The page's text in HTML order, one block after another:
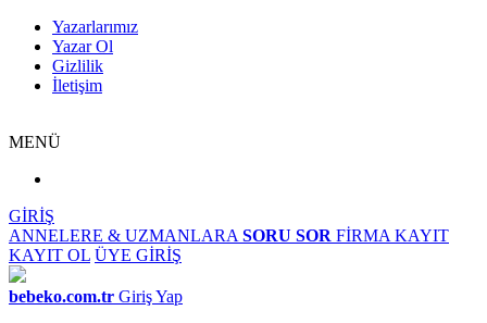
Yazarlarımız
Yazar Ol
Gizlilik
İletişim
MENÜ
GİRİŞ
ANNELERE & UZMANLARA SORU SOR FİRMA KAYIT
KAYIT OL ÜYE GİRİŞ
bebeko.com.tr Giriş Yap